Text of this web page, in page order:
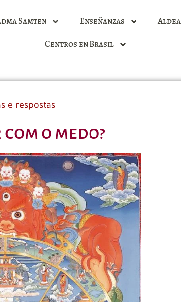
Samten Enseñanzas
Centros en Brasil
e respostas
o medo?